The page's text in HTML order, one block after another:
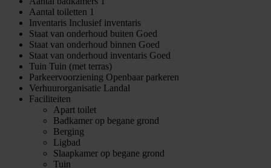
Aantal toiletten 1
Inventaris Inclusief inventaris
Staat van onderhoud buiten Goed
Staat van onderhoud binnen Goed
Staat van onderhoud inventaris Goed
Tuin Tuin (met terras)
Parkeervoorziening Openbaar parkeren
Verhuurorganisatie Landal
Faciliteiten
Apart toilet
Badkamer op begane grond
Berging
Ligbad
Slaapkamer op begane grond
Tuin